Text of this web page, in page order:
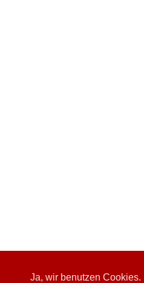
Ja, wir benutzen Cookies.